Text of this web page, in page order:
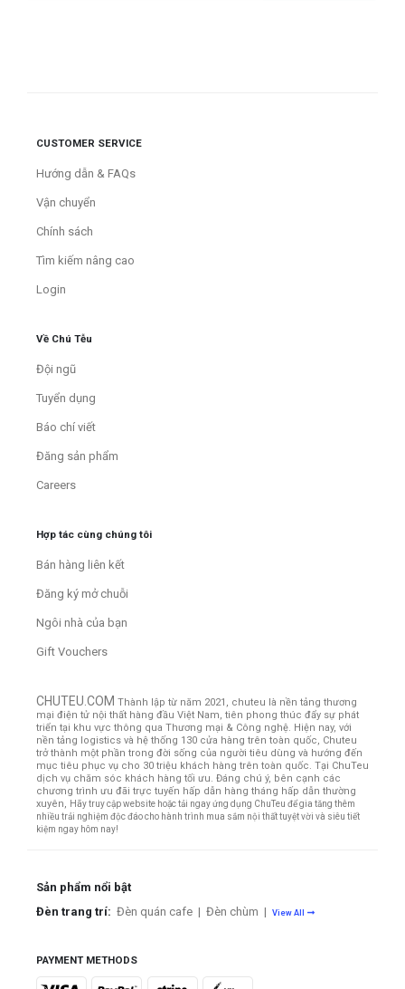
CUSTOMER SERVICE
Hướng dẫn & FAQs
Vận chuyển
Chính sách
Tìm kiếm nâng cao
Login
Về Chú Tễu
Đội ngũ
Tuyển dụng
Báo chí viết
Đăng sản phẩm
Careers
Hợp tác cùng chúng tôi
Bán hàng liên kết
Đăng ký mở chuỗi
Ngôi nhà của bạn
Gift Vouchers
CHUTEU.COM Thành lập từ năm 2021, chuteu là nền tảng thương
mại điện tử nội thất hàng đầu Việt Nam, tiên phong thúc đẩy sự phát
triển tại khu vực thông qua Thương mại & Công nghệ. Hiện nay, với
nền tảng logistics và hệ thống 130 cửa hàng trên toàn quốc, Chuteu
trở thành một phần trong đời sống của người tiêu dùng và hướng đến
mục tiêu phục vụ cho 30 triệu khách hàng trên toàn quốc. Tại ChuTeu
dịch vụ chăm sóc khách hàng tối ưu. Đáng chú ý, bên cạnh các
chương trình ưu đãi trực tuyến hấp dẫn hàng tháng hấp dẫn thường
xuyên, Hãy truy cập website hoặc tải ngay ứng dụng ChuTeu để gia tăng thêm
nhiều trải nghiệm độc đáo cho hành trình mua sắm nội thất tuyệt vời và siêu tiết
kiệm ngay hôm nay!
Sản phẩm nổi bật
Đèn trang trí: Đèn quán cafe | Đèn chùm | View All
PAYMENT METHODS